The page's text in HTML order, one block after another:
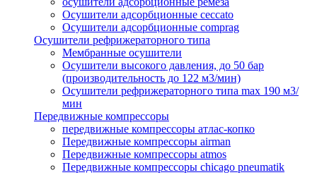
Осушители адсорбционные ceccato
Осушители адсорбционные comprag
Осушители рефрижераторного типа
Мембранные осушители
Осушители высокого давления, до 50 бар
(производительность до 122 м3/мин)
Осушители рефрижераторного типа max 190 м3/
мин
Передвижные компрессоры
передвижные компрессоры атлас-копко
Передвижные компрессоры airman
Передвижные компрессоры atmos
Передвижные компрессоры chicago pneumatik